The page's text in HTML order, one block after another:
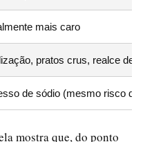
mais caro
pratos crus, realce de
de sódio (mesmo risco
mostra que, do ponto